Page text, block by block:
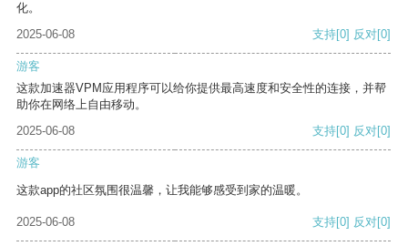
化。
2025-06-08
支持[0] 反对[0]
游客
这款加速器VPM应用程序可以给你提供最高速度和安全性的连接，并帮
助你在网络上自由移动。
2025-06-08
支持[0] 反对[0]
游客
这款app的社区氛围很温馨，让我能够感受到家的温暖。
2025-06-08 支持[0] 反对[0]